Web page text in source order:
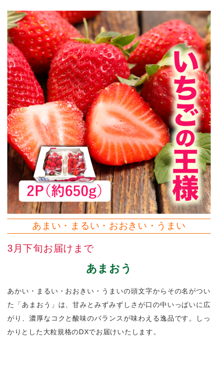
あまい・まるい・おおきい・うまい
3月下旬お届けまで
あまおう
あかい・まるい・おおきい・うまいの頭文字からその名がつい
た「あまおう」は、甘みとみずみずしさが口の中いっぱいに広
がり、濃厚なコクと酸味のバランスが味わえる逸品です。しっ
かりとした大粒規格のDXでお届けいたします。